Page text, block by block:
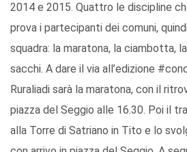
2014 e 2015. Quattro le discipline
prova i partecipanti dei comuni,
squadra: la maratona, la ciambotta,
sacchi. A dare il via all’edizione
Ruraliadi sarà la maratona, con il
piazza del Seggio alle 16.30. Poi il
alla Torre di Satriano in Tito e lo